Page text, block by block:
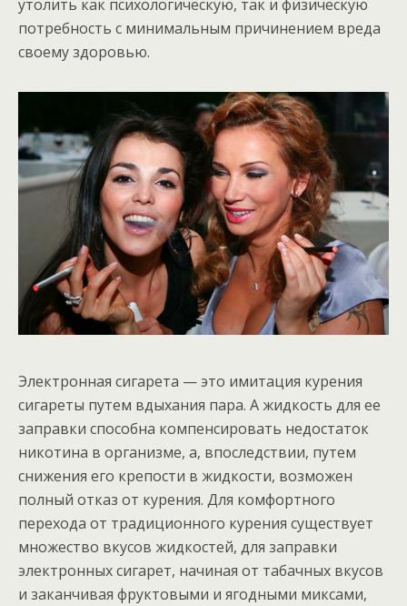
утолить как психологическую, так и физическую
потребность с минимальным причинением вреда
своему здоровью.
Электронная сигарета — это имитация курения
сигареты путем вдыхания пара. А жидкость для ее
заправки способна компенсировать недостаток
никотина в организме, а, впоследствии, путем
снижения его крепости в жидкости, возможен
полный отказ от курения. Для комфортного
перехода от традиционного курения существует
множество вкусов жидкостей, для заправки
электронных сигарет, начиная от табачных вкусов
и заканчивая фруктовыми и ягодными миксами,